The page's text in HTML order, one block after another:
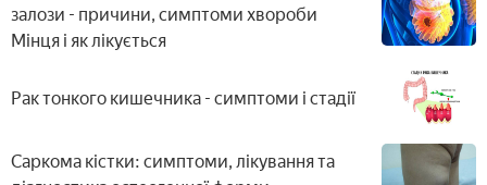
залози - причини, симптоми хвороби
Мінця і як лікується
Рак тонкого кишечника - симптоми і стадії
Саркома кістки: симптоми, лікування та